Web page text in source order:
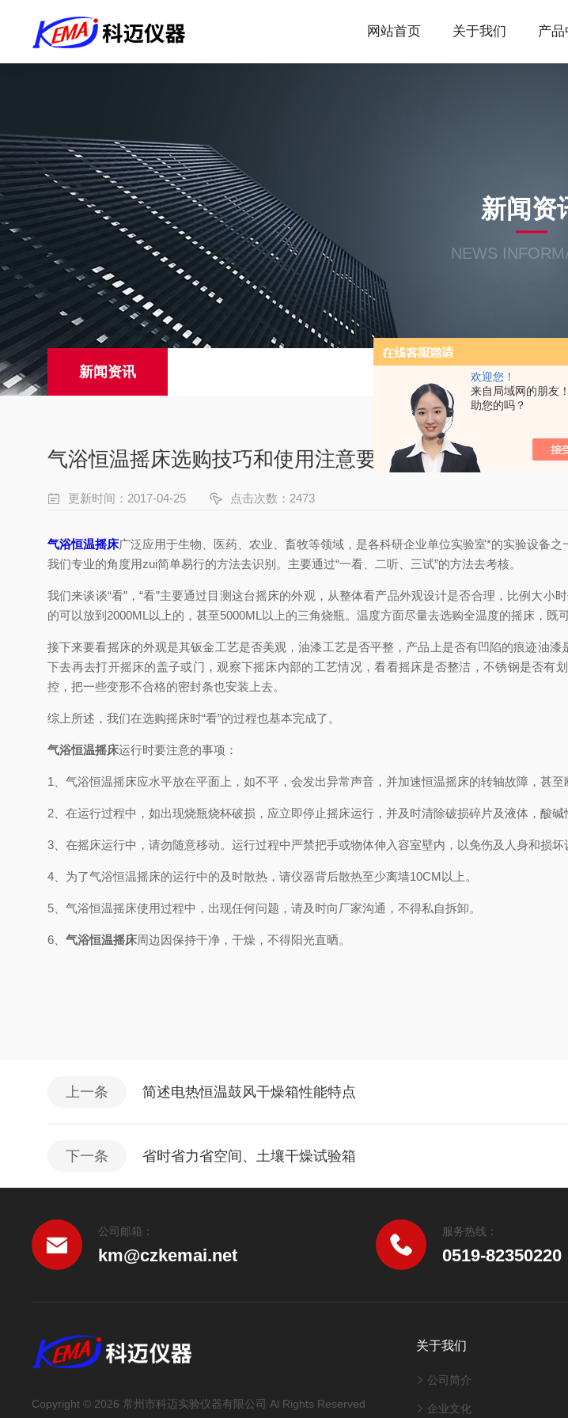
欢迎您！
来自局域网的朋友
助您的吗？
网站首页 关于我们 产
新闻资
NEWS
新闻资讯
气浴恒温摇床选购技巧和使用注意要点
更新时间：2017-04-25 点击次数：2473
气浴恒温摇床广泛应用于生物、医药、农业、畜牧等领域，是各科研企业单位实验室*的实验设备之
我们专业的角度用zui简单易行的方法去识别。主要通过“一看、二听、三试”的方法去考核。
我们来谈谈“看”，“看”主要通过目测这台摇床的外观，从整体看产品外观设计是否合理，比例大
的可以放到2000ML以上的，甚至5000ML以上的三角烧瓶。温度方面尽量去选购全温度的摇床，
接下来要看摇床的外观是其钣金工艺是否美观，油漆工艺是否平整，产品上是否有凹陷的痕迹油
下去再去打开摇床的盖子或门，观察下摇床内部的工艺情况，看看摇床是否整洁，不锈钢是否有
控，把一些变形不合格的密封条也安装上去。
综上所述，我们在选购摇床时“看”的过程也基本完成了。
气浴恒温摇床运行时要注意的事项：
1、气浴恒温摇床应水平放在平面上，如不平，会发出异常声音，并加速恒温摇床的转轴故障，甚至
2、在运行过程中，如出现烧瓶烧杯破损，应立即停止摇床运行，并及时清除破损碎片及液体，酸
3、在摇床运行中，请勿随意移动。运行过程中严禁把手或物体伸入容室壁内，以免伤及人身和损坏
4、为了气浴恒温摇床的运行中的及时散热，请仪器背后散热至少离墙10CM以上。
5、气浴恒温摇床使用过程中，出现任何问题，请及时向厂家沟通，不得私自拆卸。
6、 气浴恒温摇床周边因保持干净，干燥，不得阳光直晒。
上一条 简述电热恒温鼓风干燥箱性能特点
下一条 省时省力省空间、土壤干燥试验箱
公司邮箱：
km@czkemai.net
服务热线：
0519-82350220
Copyright © 2026 常州市科迈实验仪器有限公司 Al Rights Reserved
关于我们
公司简介
企业文化